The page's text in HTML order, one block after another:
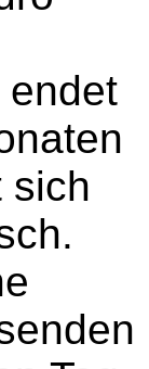
endet
sich